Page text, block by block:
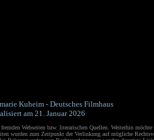
Kuheim - Deutsches Filmhaus
am 21. Januar 2026
Webseiten bzw. literarischen Quellen. Weiterhin möchte
wurden zum Zeitpunkt der Verlinkung auf mögliche